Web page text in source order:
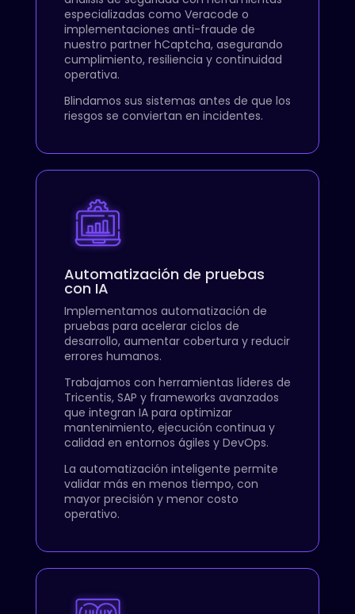
especializadas como Veracode o
implementaciones anti-fraude de
nuestro partner hCaptcha, asegurando
cumplimiento, resiliencia y continuidad
operativa.
Blindamos sus sistemas antes de que los
riesgos se conviertan en incidentes.
Automatización de pruebas
con IA
Implementamos automatización de
pruebas para acelerar ciclos de
desarrollo, aumentar cobertura y reducir
errores humanos.
Trabajamos con herramientas líderes de
Tricentis, SAP y frameworks avanzados
que integran IA para optimizar
mantenimiento, ejecución continua y
calidad en entornos ágiles y DevOps.
La automatización inteligente permite
validar más en menos tiempo, con
mayor precisión y menor costo
operativo.